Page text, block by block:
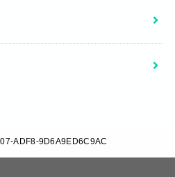
ADF8-9D6A9ED6C9AC